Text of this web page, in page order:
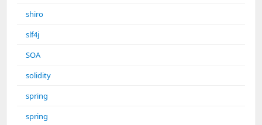
shiro
slf4j
SOA
solidity
spring
spring